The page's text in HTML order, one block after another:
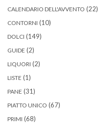
CALENDARIO DELL'AVVENTO (22)
CONTORNI (10)
DOLCI (149)
GUIDE (2)
LIQUORI (2)
LISTE (1)
PANE (31)
PIATTO UNICO (67)
PRIMI (68)